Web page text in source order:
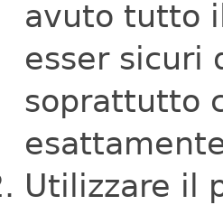
avuto tutto
esser sicuri
soprattutto
Utilizzare il